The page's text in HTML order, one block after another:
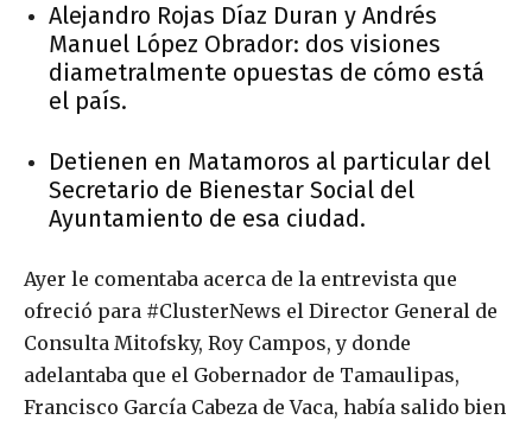
Alejandro Rojas Díaz Duran y Andrés
Manuel López Obrador: dos visiones
diametralmente opuestas de cómo está
el país.
Detienen en Matamoros al particular del
Secretario de Bienestar Social del
Ayuntamiento de esa ciudad.
Ayer le comentaba acerca de la entrevista que
ofreció para #ClusterNews el Director General de
Consulta Mitofsky, Roy Campos, y donde
adelantaba que el Gobernador de Tamaulipas,
Francisco García Cabeza de Vaca, había salido bien